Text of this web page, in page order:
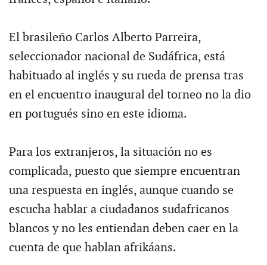
El brasileño Carlos Alberto Parreira,
seleccionador nacional de Sudáfrica, está
habituado al inglés y su rueda de prensa tras
en el encuentro inaugural del torneo no la dio
en portugués sino en este idioma.
Para los extranjeros, la situación no es
complicada, puesto que siempre encuentran
una respuesta en inglés, aunque cuando se
escucha hablar a ciudadanos sudafricanos
blancos y no les entiendan deben caer en la
cuenta de que hablan afrikáans.